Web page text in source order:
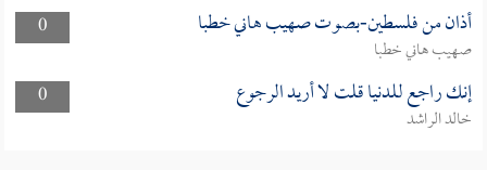
0
أذان من فلسطين-بصوت صهيب هاني خطبا
صهيب هاني خطبا
0
إنك راجع للدنيا قلت لا أريد الرجوع
خالد الراشد